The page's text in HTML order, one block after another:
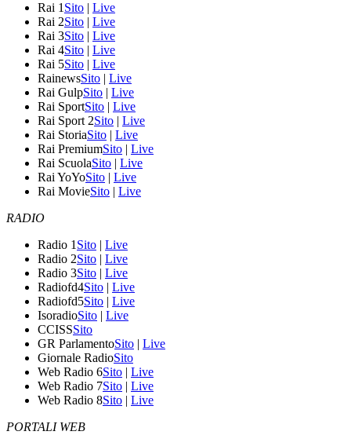
Rai 1 Sito | Live
Rai 2Sito | Live
Rai 3Sito | Live
Rai 4Sito | Live
Rai 5Sito | Live
RainewsSito | Live
Rai GulpSito | Live
Rai SportSito | Live
Rai Sport 2Sito | Live
Rai StoriaSito | Live
Rai PremiumSito | Live
Rai ScuolaSito | Live
Rai YoYoSito | Live
Rai MovieSito | Live
RADIO
Radio 1 Sito | Live
Radio 2Sito | Live
Radio 3Sito | Live
Radiofd4Sito | Live
Radiofd5Sito | Live
IsoradioSito | Live
CCISSSito
GR ParlamentoSito | Live
Giornale RadioSito
Web Radio 6Sito | Live
Web Radio 7Sito | Live
Web Radio 8Sito | Live
PORTALI WEB